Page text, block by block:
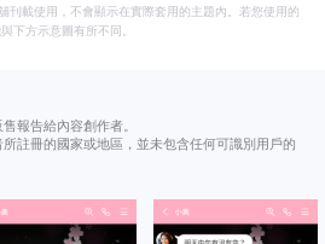
刊載使用，不會顯示在實際套用的主題內。若您使用的
下方示意圖有所不同。
報告給內容創作者。
註冊的國家或地區，並未包含任何可識別用戶的